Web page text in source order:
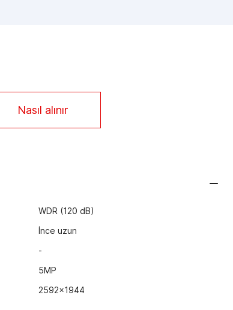
Nasıl alınır
WDR (120 dB)
İnce uzun
-
5MP
2592x1944